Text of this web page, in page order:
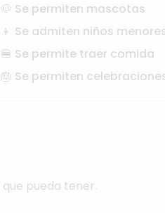
🐶 Se permiten mascotas
👦 Se admiten niños
🍔 Se permite traer comida
🎂 Se permiten
que pueda tener.